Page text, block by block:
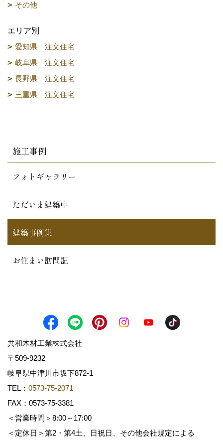
その他
エリア別
愛知県 注文住宅
岐阜県 注文住宅
長野県 注文住宅
三重県 注文住宅
施工事例
フォトギャラリー
ただいま建築中
建築事例集
お住まい訪問記
共和木材工業株式会社
〒509-9232
岐阜県中津川市坂下872‐1
TEL： 0573-75-2071
FAX：0573-75-3381
＜営業時間＞8:00～17:00
＜定休日＞第2・第4土、日祝日、その他会社規定による